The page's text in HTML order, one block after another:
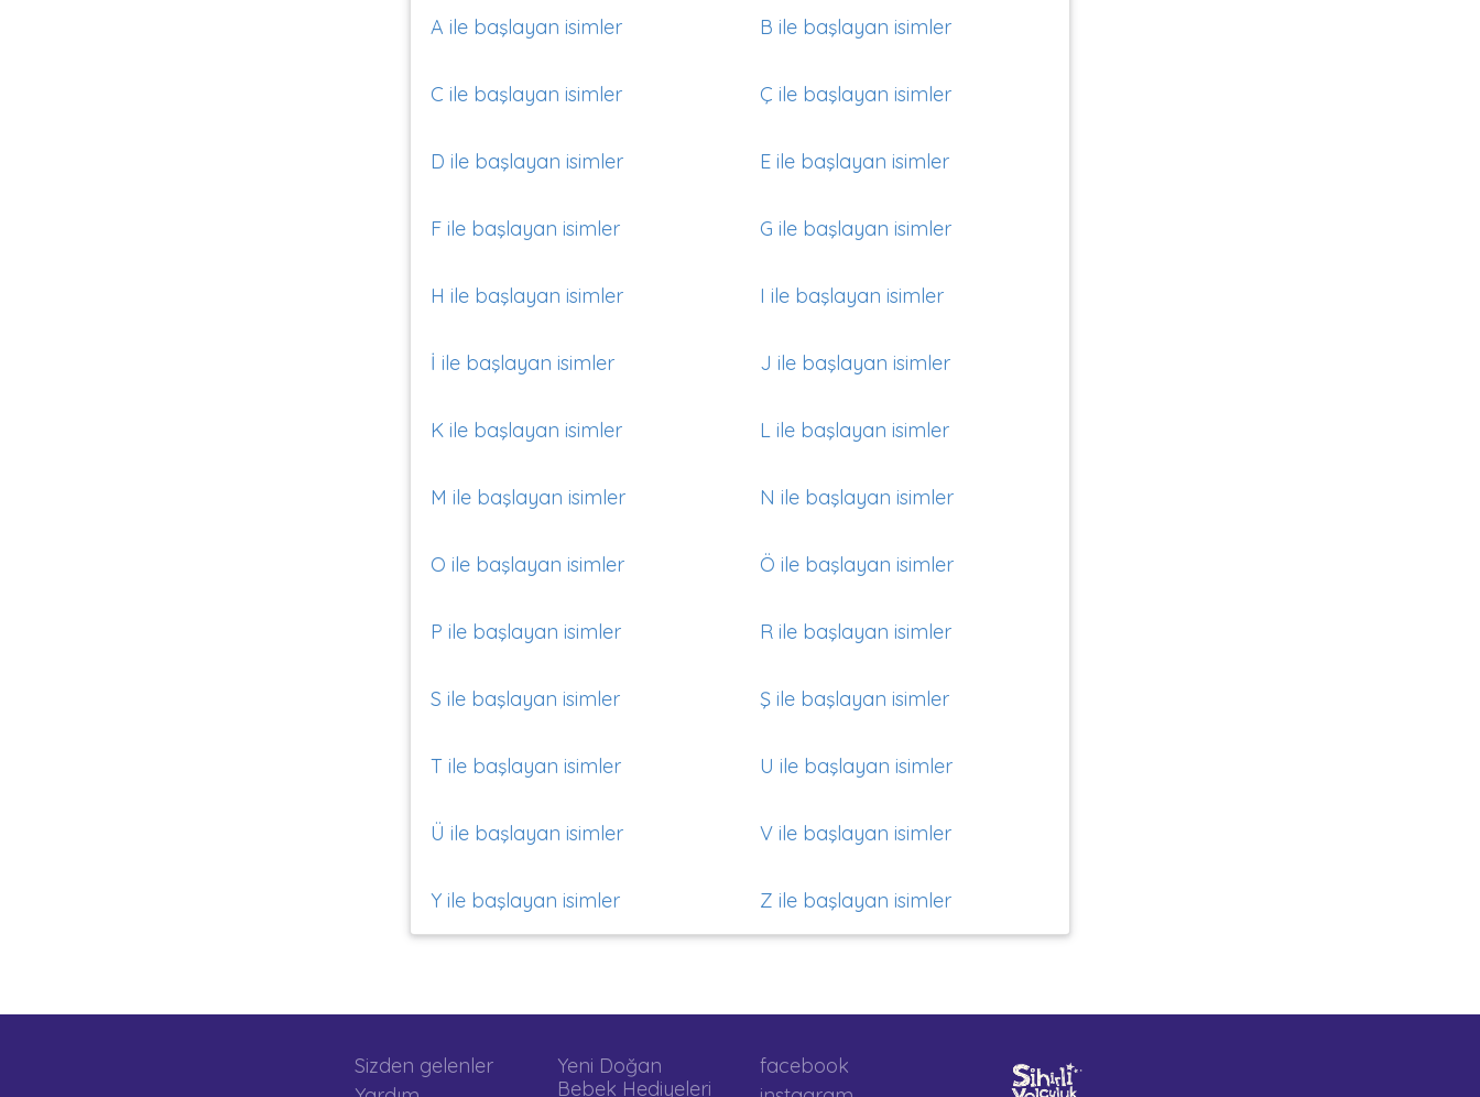
A ile başlayan isimler B ile başlayan isimler
C ile başlayan isimler Ç ile başlayan isimler
D ile başlayan isimler E ile başlayan isimler
F ile başlayan isimler G ile başlayan isimler
H ile başlayan isimler I ile başlayan isimler
İ ile başlayan isimler J ile başlayan isimler
K ile başlayan isimler L ile başlayan isimler
M ile başlayan isimler N ile başlayan isimler
O ile başlayan isimler Ö ile başlayan isimler
P ile başlayan isimler R ile başlayan isimler
S ile başlayan isimler Ş ile başlayan isimler
T ile başlayan isimler U ile başlayan isimler
Ü ile başlayan isimler V ile başlayan isimler
Y ile başlayan isimler Z ile başlayan isimler
Sizden gelenler
Yeni Doğan
Bebek Hediyeleri
facebook